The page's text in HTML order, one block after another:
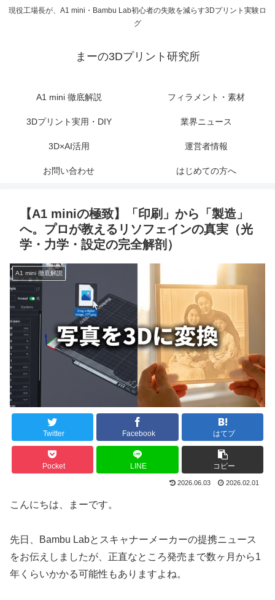
現役工場長が、A1 mini・Bambu Lab初心者の失敗を減らす3Dプリント実験ロ
グ
まーの3Dプリント研究所
A1 mini 徹底解説 フィラメント・素材
3Dプリント実用・DIY 業界ニュース
3D×AI活用 運営者情報
お問い合わせ はじめての方へ
【A1 miniの極致】「印刷」から「製造」
へ。プロが教えるリソフェインの真実（光
学・力学・設定の完全解剖）
A1 mini 徹底解説
Twitter Facebook はてブ
Pocket LINE コピー
2026.06.03 2026.02.01
こんにちは、まーです。
先日、Bambu Labとスキャナーメーカーの提携ニュース
をお伝えしましたが、正直なところ発売まで数ヶ月から1
年くらいかかる可能性もありますよね。